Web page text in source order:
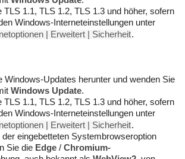
TLS 1.1, TLS 1.2, TLS 1.3 und höher, sofern
Windows-Interneteinstellungen unter
| Erweitert | Sicherheit.
Windows-Updates herunter und wenden Sie
Windows Update.
TLS 1.1, TLS 1.2, TLS 1.3 und höher, sofern
Windows-Interneteinstellungen unter
| Erweitert | Sicherheit.
eingebetteten Systembrowseroption
Sie die Edge / Chromium-